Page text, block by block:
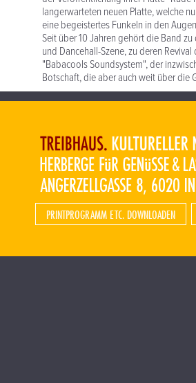
langerwarteten neuen Platte, welche
eine begeistertes Funkeln in den
Seit über 10 Jahren gehört die Band
und Dancehall-Szene, zu deren
"Babacools Soundsystem", der
Botschaft, die aber auch weit über die
PRINTPROGRAMM ETC. DOWNLOADEN